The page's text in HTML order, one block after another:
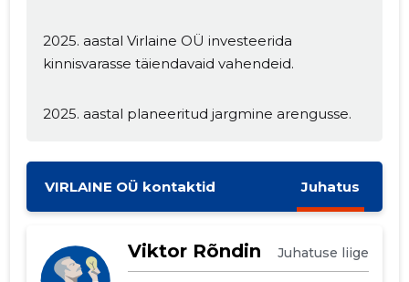
2025. aastal Virlaine OÜ investeerida
kinnisvarasse täiendavaid vahendeid.
2025. aastal planeeritud jargmine arengusse.
VIRLAINE OÜ kontaktid Juhatus
Viktor Rõndin Juhatuse liige